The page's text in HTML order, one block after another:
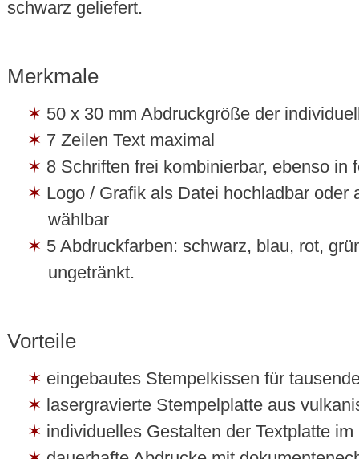
schwarz geliefert.
Merkmale
50 x 30 mm Abdruckgröße der
7 Zeilen Text maximal
8 Schriften frei kombinierbar, ebenso in
Logo / Grafik als Datei hochladbar oder
wählbar
5 Abdruckfarben: schwarz, blau, rot,
ungetränkt.
Vorteile
eingebautes Stempelkissen für
lasergravierte Stempelplatte aus
individuelles Gestalten der Textplatte